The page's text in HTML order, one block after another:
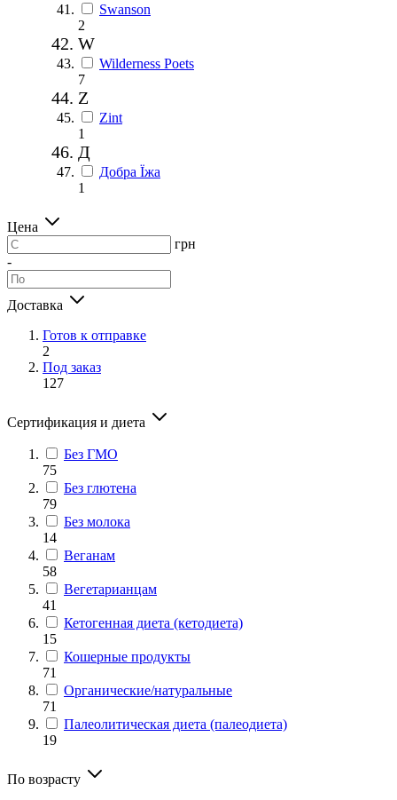
Swanson
2
W
Wilderness Poets
7
Z
Zint
1
Д
Добра Їжа
1
Цена
грн
-
Доставка
Готов к отправке
2
Под заказ
127
Сертификация и диета
Без ГМО
75
Без глютена
79
Без молока
14
Веганам
58
Вегетарианцам
41
Кетогенная диета (кетодиета)
15
Кошерные продукты
71
Органические/натуральные
71
Палеолитическая диета (палеодиета)
19
По возрасту